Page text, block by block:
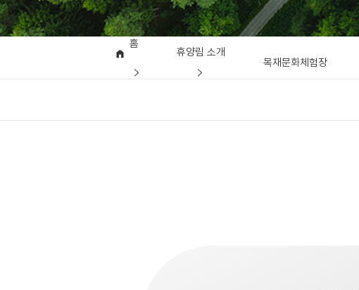
홈
휴양림 소개
목재문화체험장